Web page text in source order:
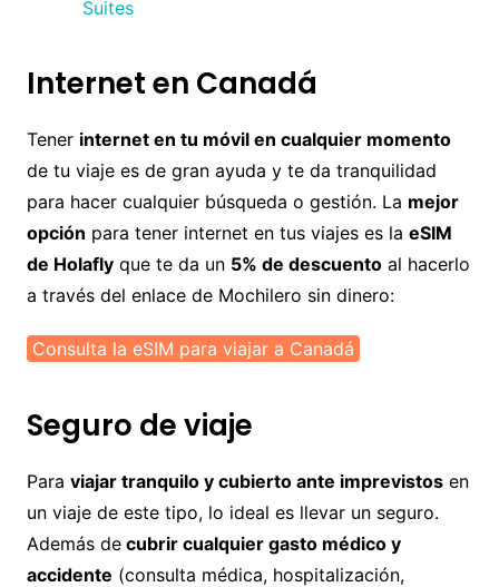
Suites
Internet en Canadá
Tener internet en tu móvil en cualquier momento
de tu viaje es de gran ayuda y te da tranquilidad
para hacer cualquier búsqueda o gestión. La mejor
opción para tener internet en tus viajes es la eSIM
de Holaflyque te da un 5% de descuentoal hacerlo
a través del enlace de Mochilero sin dinero:
Consulta la eSIM para viajar a Canadá
Seguro de viaje
Para viajar tranquilo y cubierto ante imprevistosen
un viaje de este tipo, lo ideal es llevar un seguro.
Además decubrir cualquier gasto médico y
accidente (consulta médica, hospitalización,